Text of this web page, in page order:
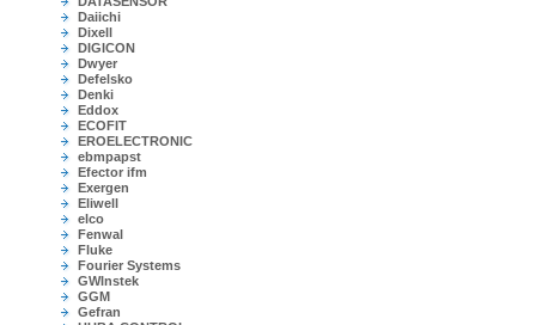
Daiichi
Dixell
DIGICON
Dwyer
Defelsko
Denki
Eddox
ECOFIT
EROELECTRONIC
ebmpapst
Efector ifm
Exergen
Eliwell
elco
Fenwal
Fluke
Fourier Systems
GWInstek
GGM
Gefran